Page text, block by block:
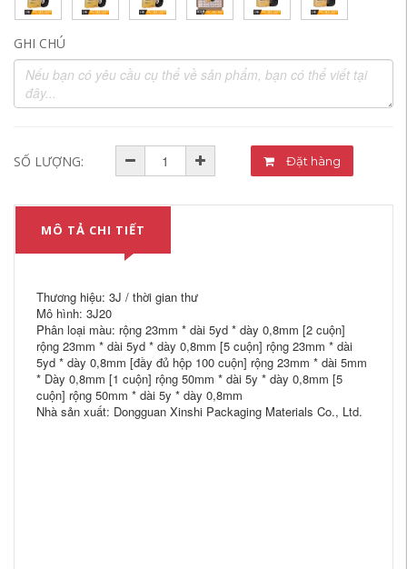
GHI CHÚ
SỐ LƯỢNG: Đặt hàng
MÔ TẢ CHI TIẾT
Thương hiệu: 3J / thời gian thư
Mô hình: 3J20
Phân loại màu: rộng 23mm * dài 5yd * dày 0,8mm [2 cuộn]
rộng 23mm * dài 5yd * dày 0,8mm [5 cuộn] rộng 23mm * dài
5yd * dày 0,8mm [đầy đủ hộp 100 cuộn] rộng 23mm * dài 5mm
* Dày 0,8mm [1 cuộn] rộng 50mm * dài 5y * dày 0,8mm [5
cuộn] rộng 50mm * dài 5y * dày 0,8mm
Nhà sản xuất: Dongguan Xinshi Packaging Materials Co., Ltd.